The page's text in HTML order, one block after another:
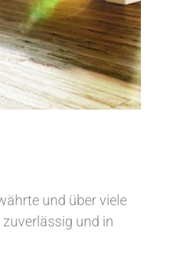
und über viele
und in